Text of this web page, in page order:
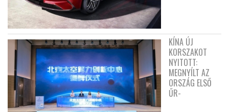
KÍNA ÚJ
KORSZAKOT
NYITOTT:
MEGNYÍLT AZ
ORSZÁG ELSŐ
ŰR-